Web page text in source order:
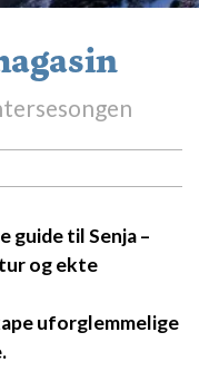
guide til Senja –
og ekte
uforglemmelige